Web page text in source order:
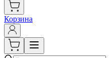
Корзина